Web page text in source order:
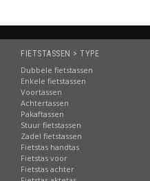
FIETSTASSEN > TYPE
Dubbele fietstassen
Enkele fietstassen
Voortassen
Achtertassen
Pakaftassen
Stuur fietstassen
Zadel fietstassen
Fietstas handtas
Fietstas voor
Fietstas achter